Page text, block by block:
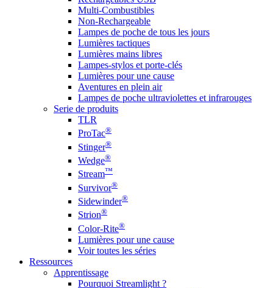
Multi-Combustibles
Non-Rechargeable
Lampes de poche de tous les jours
Lumières tactiques
Lumières mains libres
Lampes-stylos et porte-clés
Lumières pour une cause
Aventures en plein air
Lampes de poche ultraviolettes et infrarouges
Serie de produits
TLR
ProTac®
Stinger®
Wedge®
Stream™
Survivor®
Sidewinder®
Strion®
Color-Rite®
Lumières pour une cause
Voir toutes les séries
Ressources
Apprentissage
Pourquoi Streamlight ?